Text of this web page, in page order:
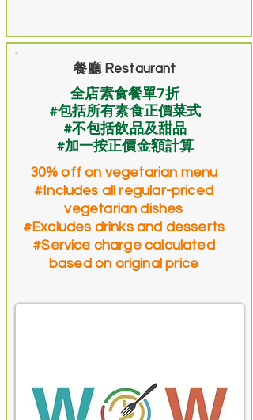
餐廳 Restaurant
全店素食餐單7折
#包括所有素食正價菜式
#不包括飲品及甜品
#加一按正價金額計算
30% off on vegetarian menu
#Includes all regular-priced
vegetarian dishes
#Excludes drinks and desserts
#Service charge calculated
based on original price